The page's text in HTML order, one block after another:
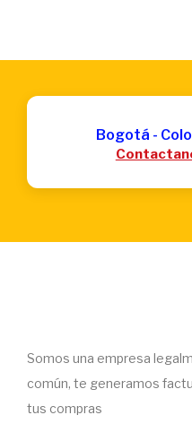
Bogotá -
Somos una empresa
común, te generamos
tus compras